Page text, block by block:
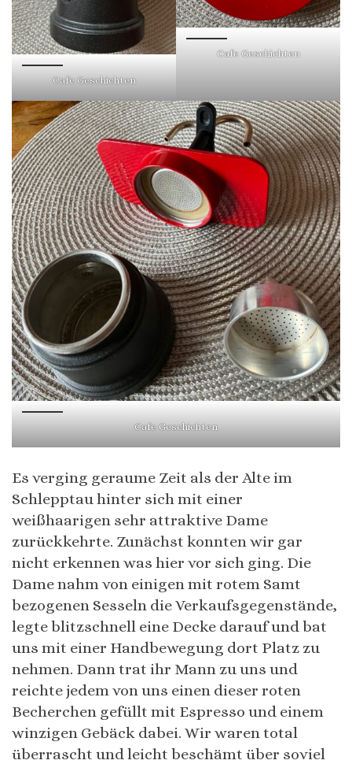
Cafe Geschichten
Cafe Geschichten
Cafe Geschichten
Es verging geraume Zeit als der Alte im
Schlepptau hinter sich mit einer
weißhaarigen sehr attraktive Dame
zurückkehrte. Zunächst konnten wir gar
nicht erkennen was hier vor sich ging. Die
Dame nahm von einigen mit rotem Samt
bezogenen Sesseln die Verkaufsgegenstände,
legte blitzschnell eine Decke darauf und bat
uns mit einer Handbewegung dort Platz zu
nehmen. Dann trat ihr Mann zu uns und
reichte jedem von uns einen dieser roten
Becherchen gefüllt mit Espresso und einem
winzigen Gebäck dabei. Wir waren total
überrascht und leicht beschämt über soviel